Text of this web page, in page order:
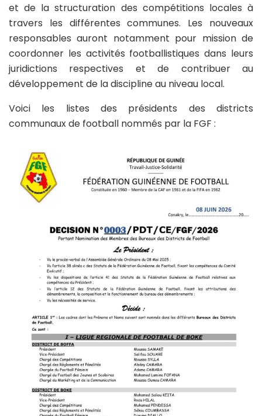
et de la structuration des compétitions locales à
travers les différentes communes. Les nouveaux
responsables auront notamment pour mission de
coordonner les activités footballistiques dans leurs
juridictions respectives et de contribuer au
développement de la discipline au niveau local.
Voici les listes des présidents des districts
communaux de football nommés par la FGF :